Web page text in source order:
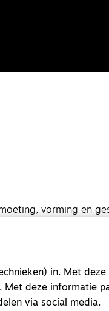
vorming en
in. Met
deze informatie
via social media.